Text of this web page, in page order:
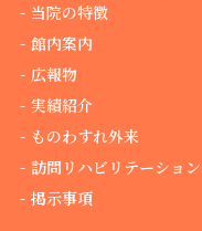
当院の特徴
館内案内
広報物
実績紹介
ものわすれ外来
訪問リハビリテーション
掲示事項